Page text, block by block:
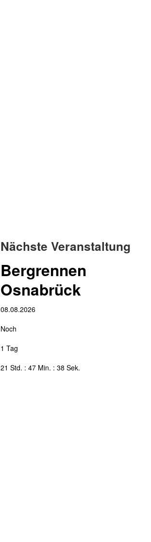
Nächste Veranstaltung
Bergrennen
Osnabrück
08.08.2026
Noch
1 Tag
21 Std. : 47 Min. : 37 Sek.